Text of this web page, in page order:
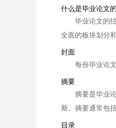
什么是毕业论文
毕业论文的
全面的板块划分
封面
每份毕业论
摘要
摘要是毕业
斯。摘要通常包
目录